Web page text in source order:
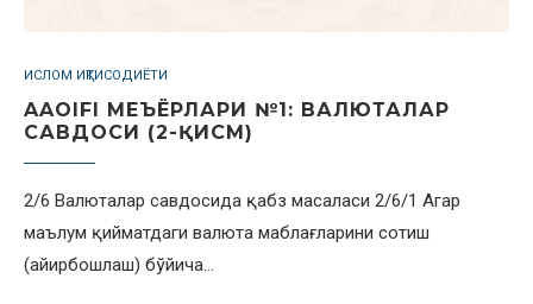
ИСЛОМ ИҚТИСОДИЁТИ
AAOIFI МЕЪЁРЛАРИ №1: ВАЛЮТАЛАР
САВДОСИ (2-ҚИСМ)
2/6 Валюталар савдосида қабз масаласи 2/6/1 Агар
маълум қийматдаги валюта маблағларини сотиш
(айирбошлаш) бўйича…